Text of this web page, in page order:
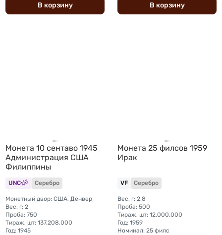
В корзину В корзину
Монета 10 сентаво 1945
Администрация США
Филиппины
UNC Серебро
Монетный двор: США, Денвер
Вес, г: 2
Проба: 750
Тираж, шт: 137.208.000
Год: 1945
Монета 25 филсов 1959
Ирак
VF Серебро
Вес, г: 2,8
Проба: 500
Тираж, шт: 12.000.000
Год: 1959
Номинал: 25 филс